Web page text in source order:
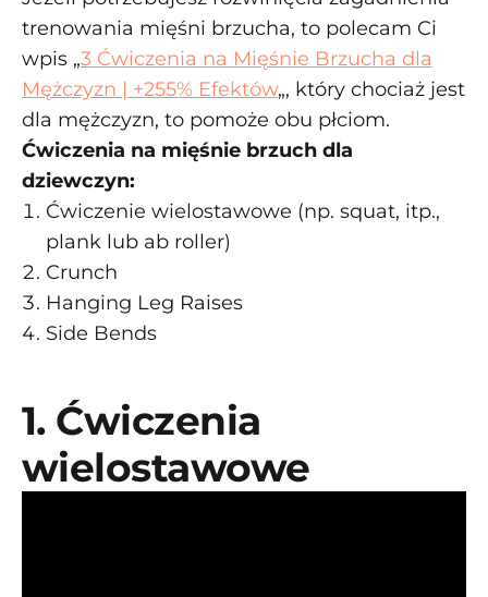
trenowania mięśni brzucha, to polecam Ci
wpis „3 Ćwiczenia na Mięśnie Brzucha dla
Mężczyzn | +255% Efektów„, który chociaż jest
dla mężczyzn, to pomoże obu płciom.
Ćwiczenia na mięśnie brzuch dla
dziewczyn:
Ćwiczenie wielostawowe (np. squat, itp.,
plank lub ab roller)
Crunch
Hanging Leg Raises
Side Bends
1. Ćwiczenia
wielostawowe